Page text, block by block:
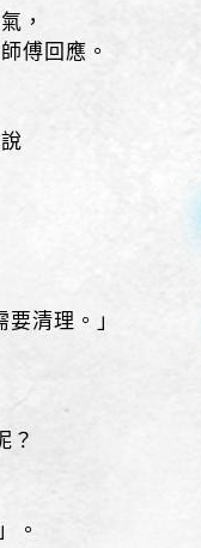
，
傅回應。
清理。」
？
。